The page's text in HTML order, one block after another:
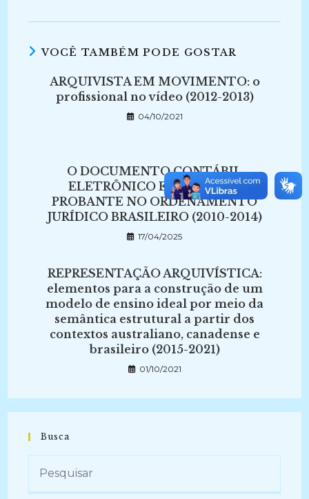
VOCÊ TAMBÉM PODE GOSTAR
ARQUIVISTA EM MOVIMENTO: o
profissional no vídeo (2012-2013)
04/10/2021
O DOCUMENTO CONTÁBIL
ELETRÔNICO E SEU VALOR
PROBANTE NO ORDENAMENTO
JURÍDICO BRASILEIRO (2010-2014)
17/04/2025
REPRESENTAÇÃO ARQUIVÍSTICA:
elementos para a construção de um
modelo de ensino ideal por meio da
semântica estrutural a partir dos
contextos australiano, canadense e
brasileiro (2015-2021)
01/10/2021
Busca